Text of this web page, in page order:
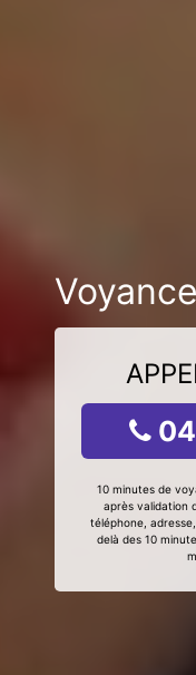
04
10 minutes de
après validation
téléphone,
delà des 10